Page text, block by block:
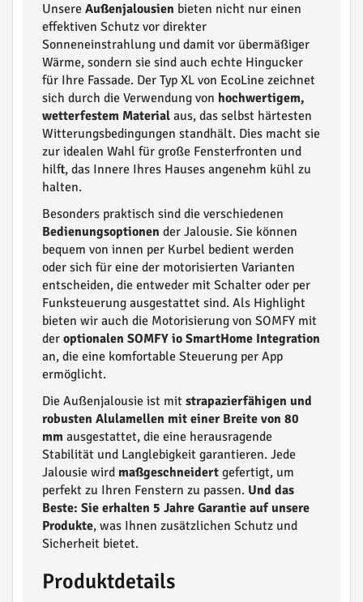
Unsere Außenjalousien bieten nicht nur einen
effektiven Schutz vor direkter
Sonneneinstrahlung und damit vor übermäßiger
Wärme, sondern sie sind auch echte Hingucker
für Ihre Fassade. Der Typ XL von EcoLine zeichnet
sich durch die Verwendung von hochwertigem,
wetterfestem Material aus, das selbst härtesten
Witterungsbedingungen standhält. Dies macht sie
zur idealen Wahl für große Fensterfronten und
hilft, das Innere Ihres Hauses angenehm kühl zu
halten.
Besonders praktisch sind die verschiedenen
Bedienungsoptionen der Jalousie. Sie können
bequem von innen per Kurbel bedient werden
oder sich für eine der motorisierten Varianten
entscheiden, die entweder mit Schalter oder per
Funksteuerung ausgestattet sind. Als Highlight
bieten wir auch die Motorisierung von SOMFY mit
der optionalen SOMFY io SmartHome Integration
an, die eine komfortable Steuerung per App
ermöglicht.
Die Außenjalousie ist mit strapazierfähigen und
robusten Alulamellen mit einer Breite von 80
mm ausgestattet, die eine herausragende
Stabilität und Langlebigkeit garantieren. Jede
Jalousie wird maßgeschneidert gefertigt, um
perfekt zu Ihren Fenstern zu passen. Und das
Beste: Sie erhalten 5 Jahre Garantie auf unsere
Produkte, was Ihnen zusätzlichen Schutz und
Sicherheit bietet.
Produktdetails